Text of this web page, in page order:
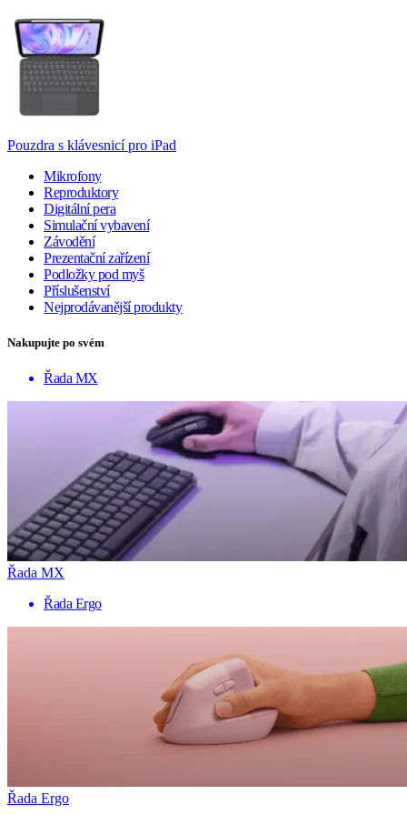
Pouzdra s klávesnicí pro iPad
Mikrofony
Reproduktory
Digitální pera
Simulační vybavení
Závodění
Prezentační zařízení
Podložky pod myš
Příslušenství
Nejprodávanější produkty
Nakupujte po svém
Řada MX
Řada MX
Řada Ergo
Řada Ergo